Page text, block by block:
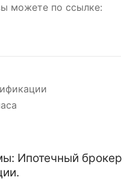
можете по ссылке:
Ипотечный брокер